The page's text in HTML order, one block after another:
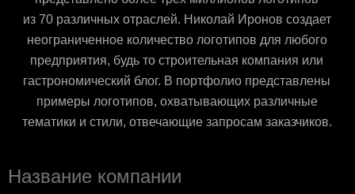
из 70 различных отраслей. Николай Иронов создает
неограниченное количество логотипов для любого
предприятия, будь то строительная компания или
гастрономический блог. В портфолио представлены
примеры логотипов, охватывающих различные
тематики и стили, отвечающие запросам заказчиков.